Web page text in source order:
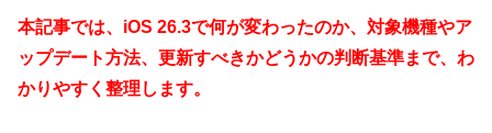
本記事では、iOS 26.3で何が変わったのか、対象機種やア
ップデート方法、更新すべきかどうかの判断基準まで、わ
かりやすく整理します。